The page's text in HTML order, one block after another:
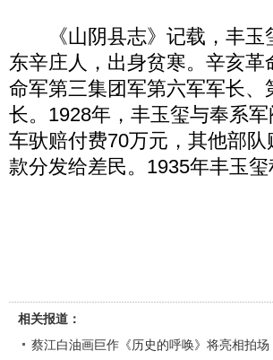
《山阴县志》记载，丰玉
东辛庄人，出身贫寒。辛亥
命军第三集团军第六军军长
长。1928年，丰玉玺与奉系
车驮赔付费70万元，其他部
款分发给差民。1935年丰玉
相关报道：
蔡江白油画巨作《历史的呼唤》将亮相拍场